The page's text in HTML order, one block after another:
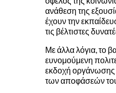
ανάθεση της
έχουν την
τις βέλτιστες
Με άλλα λόγια, το
ευνομούμενη
εκδοχή οργάνωσης
των αποφάσεών